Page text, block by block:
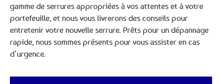
gamme de serrures appropriées à vos attentes et à votre
portefeuille, et nous vous livrerons des conseils pour
entretenir votre nouvelle serrure. Prêts pour un dépannage
rapide, nous sommes présents pour vous assister en cas
d’urgence.